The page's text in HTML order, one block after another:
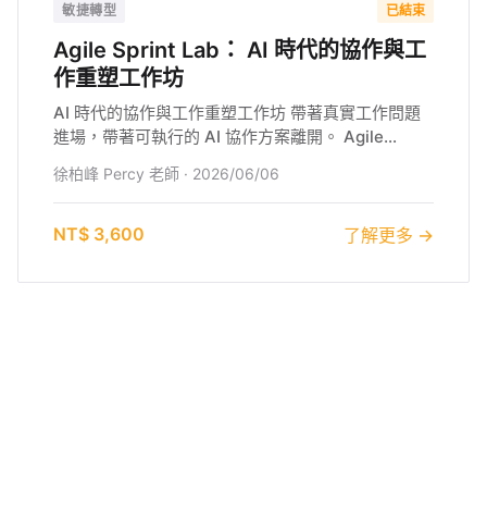
敏捷轉型 已結束
Agile Sprint Lab： AI 時代的協作與工
作重塑工作坊
AI 時代的協作與工作重塑工作坊 帶著真實工作問題
進場，帶著可執行的 AI 協作方案離開。 Agile
與者將從自身工作痛點出發，透過敏捷引導、跨域共
創與 AI 協作設計，重新盤點工作流程、團隊分工與
決策模式，產出可帶回組織實踐的 AI 協作行動方
徐柏峰 Percy 老師 · 2026/06/06
NT$ 3,600 了解更多 →